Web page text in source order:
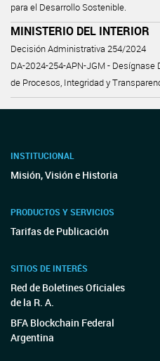
para el Desarrollo Sostenible.
MINISTERIO DEL INTERIOR
Decisión Administrativa 254/2024
DA-2024-254-APN-JGM - Desígnase
de Procesos, Integridad y
INSTITUCIONAL
Misión, Visión e Historia
PRODUCTOS Y SERVICIOS
Tarifas de Publicación
SITIOS DE INTERÉS
Red de Boletines Oficiales
de la R. A.
BFA Blockchain Federal
Argentina